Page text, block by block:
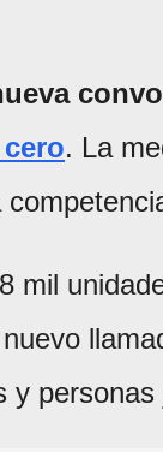
. La
mil
y personas